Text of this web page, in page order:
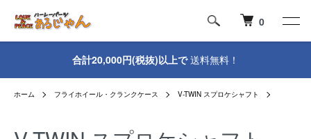
0
合計20,000円(税抜)以上で送料無料！
ホーム フライホイール・クランクケース V-TWIN スプロケシャフト